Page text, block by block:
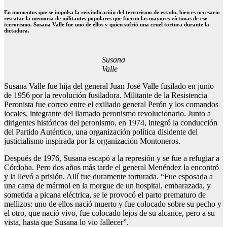
En momentos que se impulsa la reivindicación del terrorismo de estado, bien es necesario
rescatar la memoria de militantes populares que fueron las mayores víctimas de ese
terrorismo. Susana Valle fue uno de ellos y quien sufrió una cruel tortura durante la
dictadura.
Susana
Valle
Susana Valle fue hija del general Juan José Valle fusilado en junio
de 1956 por la revolución fusiladora. Militante de la Resistencia
Peronista fue correo entre el exiliado general Perón y los comandos
locales, integrante del llamado peronismo revolucionario. Junto a
dirigentes históricos del peronismo, en 1974, integró la conducción
del Partido Auténtico, una organización política disidente del
justicialismo inspirada por la organización Montoneros.
Después de 1976, Susana escapó a la represión y se fue a refugiar a
Córdoba. Pero dos años más tarde el general Menéndez la encontró
y la llevó a prisión. Allí fue duramente torturada. “Fue esposada a
una cama de mármol en la morgue de un hospital, embarazada, y
sometida a picana eléctrica, se le provocó el parto prematuro de
mellizos: uno de ellos nació muerto y fue colocado sobre su pecho y
el otro, que nació vivo, fue colocado lejos de su alcance, pero a su
vista, hasta que Susana lo vio fallecer”.